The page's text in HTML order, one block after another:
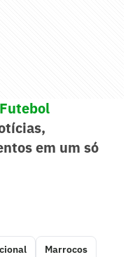
Futebol
em um só
Marrocos